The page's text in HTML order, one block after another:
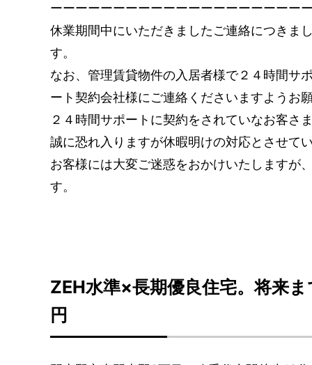
ーーーーーーーーーーーーーーーーーーーー
休業期間中にいただきましたご連絡につきま
す。
なお、管理賃貸物件の入居者様で２４時間サ
ート契約会社様にご連絡くださいますようお
２４時間サポートに契約をされていなお客さ
誠に恐れ入りますが休暇明けの対応とさせて
お客様には大変ご迷惑をおかけいたしますが
す。
ZEH水準×長期優良住宅。将来
円